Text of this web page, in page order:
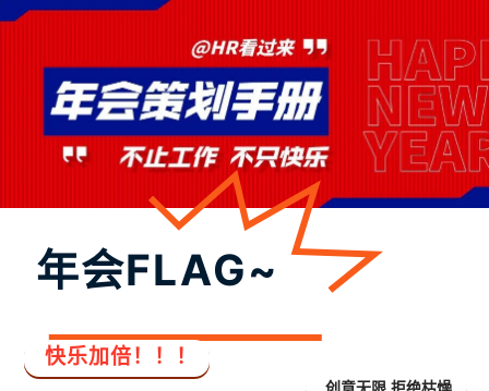
年会FLAG~
快乐加倍！！！
创意无限 拒绝枯燥